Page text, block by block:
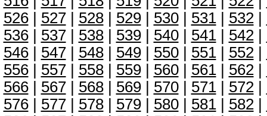
526| 527| 528| 529| 530| 531| 532|
536| 537| 538| 539| 540| 541| 542|
546| 547| 548| 549| 550| 551| 552|
556| 557| 558| 559| 560| 561| 562|
566| 567| 568| 569| 570| 571| 572|
576| 577| 578| 579| 580| 581| 582|